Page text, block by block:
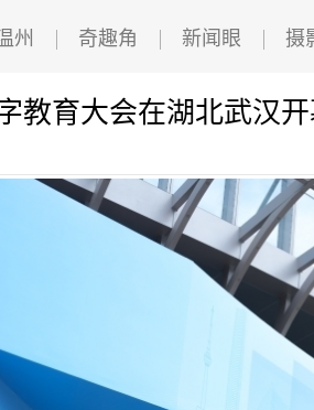
州 奇趣角 新闻眼 摄
教育大会在湖北武汉